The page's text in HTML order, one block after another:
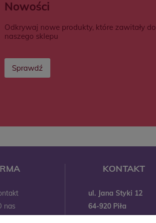
Nowości
Odkrywaj nowe produkty, które zawitały do
naszego sklepu
Sprawdź
nas
KONTAKT
ul. Jana Styki 12
64-920 Piła